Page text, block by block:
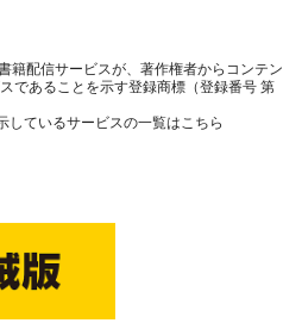
籍配信サービスが、著作権者からコンテン
であることを示す登録商標（登録番号 第
しているサービスの一覧はこちら